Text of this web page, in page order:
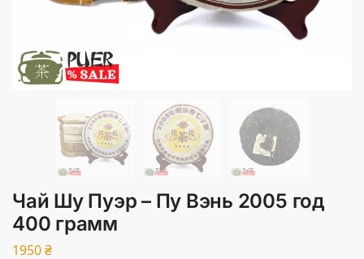
Чай Шу Пуэр – Пу Вэнь 2005 год
400 грамм
1950₴